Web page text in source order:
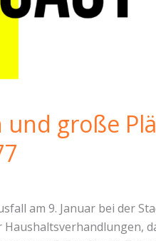
große
am 9. Januar bei der